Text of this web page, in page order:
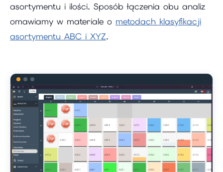
asortymentu i ilości. Sposób łączenia obu analiz
omawiamy w materiale o metodach klasyfikacji
asortymentu ABC i XYZ.